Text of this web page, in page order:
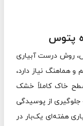
پتوس
روش درست آبیاری
هماهنگ نیاز دارد،
سطح خاک کاملاً خشک
از پوسیدگی
هفته‌ای یک‌بار در